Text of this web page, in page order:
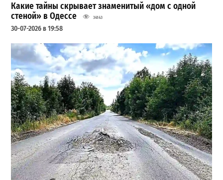
Какие тайны скрывает знаменитый «дом с одной
стеной» в Одессе
34143
30-07-2026 в 19:58